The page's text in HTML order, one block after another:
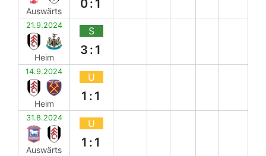
Auswärts
0:1
21.9.2024
Heim
S
3:1
14.9.2024
Heim
U
1:1
31.8.2024
Auswärts
U
1:1